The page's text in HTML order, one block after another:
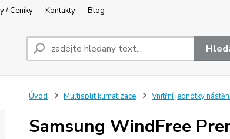
/ Ceníky Kontakty Blog
Úvod Multisplit klimatizace Vnitřní jednotky
Samsung WindFree